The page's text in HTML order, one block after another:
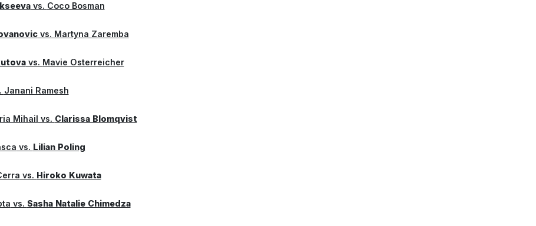
vs. Coco Bosman
vs. Martyna Zaremba
vs. Mavie Osterreicher
Janani Ramesh
Mihail vs. Clarissa Blomqvist
vs. Lilian Poling
vs. Hiroko Kuwata
vs. Sasha Natalie Chimedza